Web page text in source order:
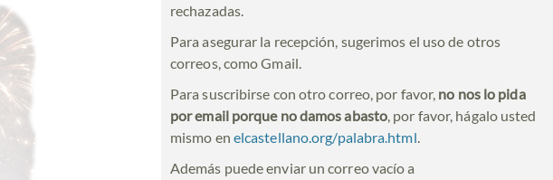
rechazadas.
Para asegurar la recepción, sugerimos el uso de otros
correos, como Gmail.
Para suscribirse con otro correo, por favor, no nos lo pida
por email porque no damos abasto, por favor, hágalo usted
mismo en elcastellano.org/palabra.html.
Además puede enviar un correo vacío a